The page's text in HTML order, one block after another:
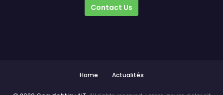
Contact Us
Home Actualités